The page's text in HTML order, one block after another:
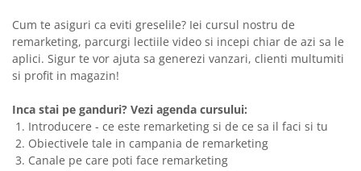
Cum te asiguri ca eviti greselile? Iei cursul nostru de
remarketing, parcurgi lectiile video si incepi chiar de azi sa le
aplici. Sigur te vor ajuta sa generezi vanzari, clienti multumiti
si profit in magazin!
Inca stai pe ganduri? Vezi agenda cursului:
Introducere - ce este remarketing si de ce sa il faci si tu
Obiectivele tale in campania de remarketing
Canale pe care poti face remarketing